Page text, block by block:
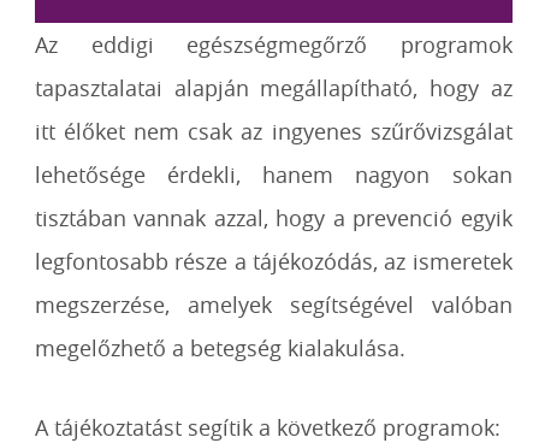
Az eddigi egészségmegőrző programok
tapasztalatai alapján megállapítható, hogy az
itt élőket nem csak az ingyenes szűrővizsgálat
lehetősége érdekli, hanem nagyon sokan
tisztában vannak azzal, hogy a prevenció egyik
legfontosabb része a tájékozódás, az ismeretek
megszerzése, amelyek segítségével valóban
megelőzhető a betegség kialakulása.
A tájékoztatást segítik a következő programok: